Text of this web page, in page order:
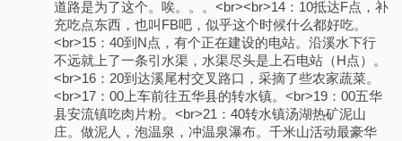
道路是为了这个。唉。。。<br><br>14：10抵达F点，补
充吃点东西，也叫FB吧，似乎这个时候什么都好吃。
<br>15：40到N点，有个正在建设的电站。沿溪水下行
不远就上了一条引水渠，水渠尽头是上石电站（H点）。
<br>16：20到达溪尾村交叉路口，采摘了些农家蔬菜。
<br>17：00上车前往五华县的转水镇。<br>19：00五华
县安流镇吃肉片粉。<br>21：40转水镇汤湖热矿泥山
庄。做泥人，泡温泉，冲温泉瀑布。千米山活动最豪华